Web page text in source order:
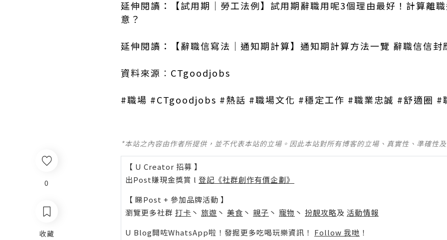
0
收藏
延伸閱讀：【試用期│勞工法例】試用期辭職用呢3個理由最好！計算離
意？
延伸閱讀：【辭職信寫法│通知期計算】通知期計算方法一覽 辭職信信封
資料來源︰CTgoodjobs
#職場 #CTgoodjobs #熱話 #職場文化 #穩定工作 #職業忠誠 #舒適圈 #
*本站之內容由作者所提供，並不代表本站的立場。因此本站對所有博客的立場、真實性、準確性
【 U Creator 招募 】
出Post賺現金獎賞 l 登記《社群創作有價企劃》
【 睇Post + 參加品牌活動 】
瀏覽更多社群 打卡 丶 旅遊 丶 美食 丶 親子 丶 寵物 丶 扮靚攻略及 活動情報
U Blog開咗WhatsApp啦！發掘更多吃喝玩樂資訊！ Follow 我哋 ！